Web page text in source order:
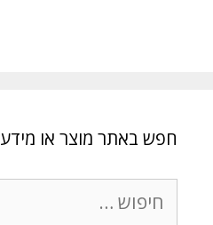
חפש באתר מוצר או מידע
חיפוש: